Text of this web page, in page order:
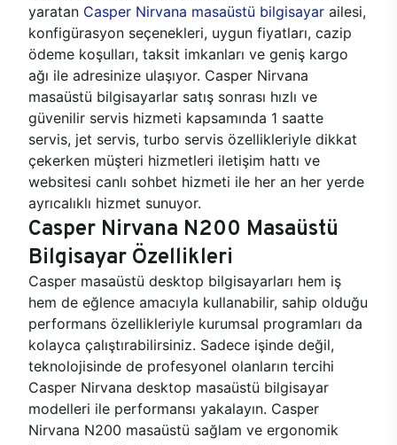
yaratan Casper Nirvana masaüstü bilgisayar ailesi,
konfigürasyon seçenekleri, uygun fiyatları, cazip
ödeme koşulları, taksit imkanları ve geniş kargo
ağı ile adresinize ulaşıyor. Casper Nirvana
masaüstü bilgisayarlar satış sonrası hızlı ve
güvenilir servis hizmeti kapsamında 1 saatte
servis, jet servis, turbo servis özellikleriyle dikkat
çekerken müşteri hizmetleri iletişim hattı ve
websitesi canlı sohbet hizmeti ile her an her yerde
ayrıcalıklı hizmet sunuyor.
Casper Nirvana N200 Masaüstü
Bilgisayar Özellikleri
Casper masaüstü desktop bilgisayarları hem iş
hem de eğlence amacıyla kullanabilir, sahip olduğu
performans özellikleriyle kurumsal programları da
kolayca çalıştırabilirsiniz. Sadece işinde değil,
teknolojisinde de profesyonel olanların tercihi
Casper Nirvana desktop masaüstü bilgisayar
modelleri ile performansı yakalayın. Casper
Nirvana N200 masaüstü sağlam ve ergonomik